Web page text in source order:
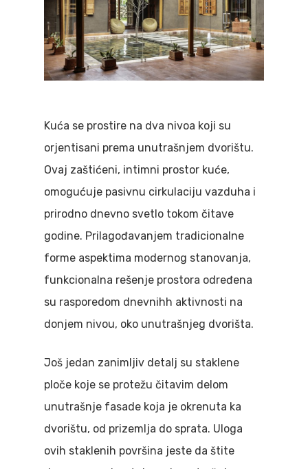
Kuća se prostire na dva nivoa koji su
orjentisani prema unutrašnjem dvorištu.
Ovaj zaštićeni, intimni prostor kuće,
omogućuje pasivnu cirkulaciju vazduha i
prirodno dnevno svetlo tokom čitave
godine. Prilagođavanjem tradicionalne
forme aspektima modernog stanovanja,
funkcionalna rešenje prostora određena
su rasporedom dnevnihh aktivnosti na
donjem nivou, oko unutrašnjeg dvorišta.
Još jedan zanimljiv detalj su staklene
ploče koje se protežu čitavim delom
unutrašnje fasade koja je okrenuta ka
dvorištu, od prizemlja do sprata. Uloga
ovih staklenih površina jeste da štite